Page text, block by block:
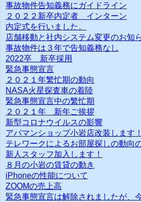
事故物件告知義務にガイドライン
２０２２新卒内定者 インターン
内定式を行いました。
店舗移動と社内システム変更のお知
事故物件は３年で告知義務なし
2022卒 新卒採用
緊急事態宣言
２０２１年繁忙期の動向
NASA火星探査車の着陸
緊急事態宣言中の繁忙期
２０２１年 新年ご挨拶
新型コロナウイルスの影響
アパマンショップ小岩店改装します！
テレワークによるお部屋探しの動向
新人スタッフ加入します！
８月の小岩の賃貸の動き
iPhoneの性能について
ZOOMの売上高
緊急事態宣言は解除されましたが、